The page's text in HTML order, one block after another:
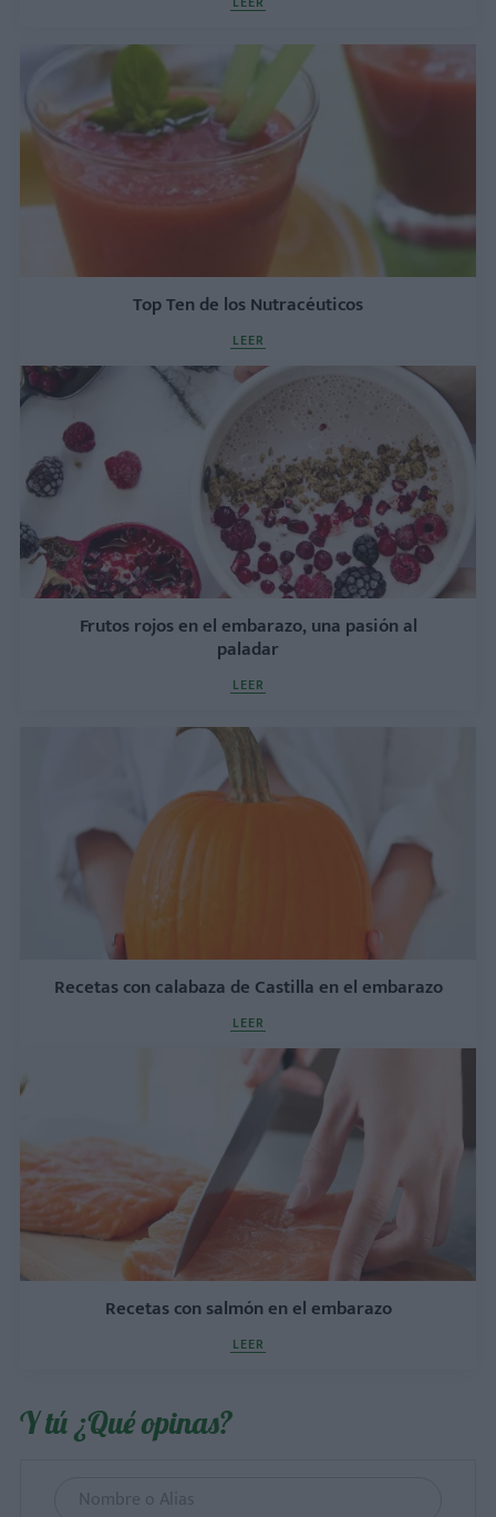
Top Ten de los Nutracéuticos
LEER
Frutos rojos en el embarazo, una pasión al
paladar
LEER
Recetas con calabaza de Castilla en el embarazo
LEER
Recetas con salmón en el embarazo
LEER
Y tú ¿Qué opinas?